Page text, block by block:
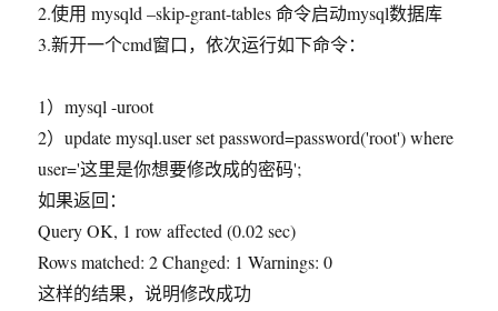
2.使用 mysqld –skip-grant-tables 命令启动mysql数据库
3.新开一个cmd窗口，依次运行如下命令：
1）mysql -uroot
2）update mysql.user set password=password('root') where
user='这里是你想要修改成的密码';
如果返回：
Query OK, 1 row affected (0.02 sec)
Rows matched: 2 Changed: 1 Warnings: 0
这样的结果，说明修改成功